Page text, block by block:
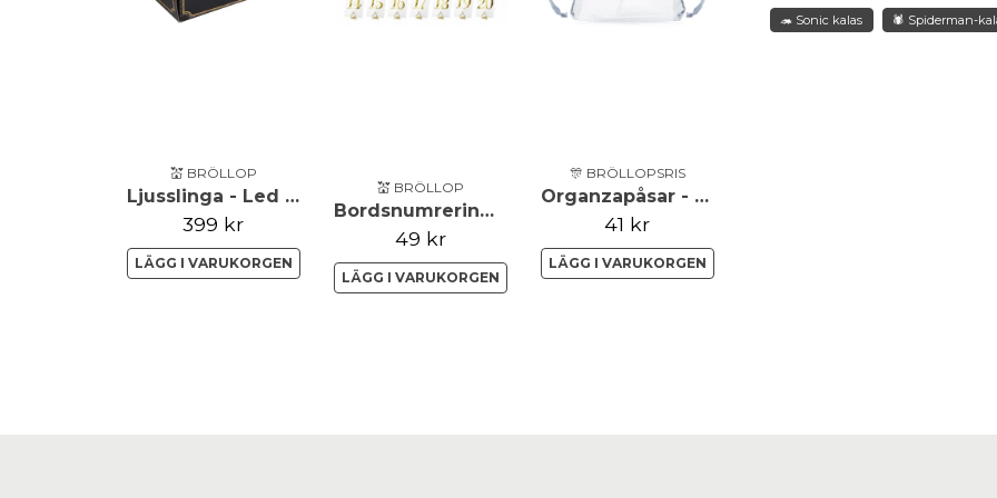
💒 BRÖLLOP
Ljusslinga - Led - Svart
399 kr
LÄGG I VARUKORGEN
💒 BRÖLLOP
Bordsnumrering - 1-20 - Clear/Guld
49 kr
LÄGG I VARUKORGEN
🎊 BRÖLLOPSRIS
Organzapåsar - Silver 10-pack
41 kr
LÄGG I VARUKORGEN
🦔 Sonic kalas 🕷️ Spiderman-